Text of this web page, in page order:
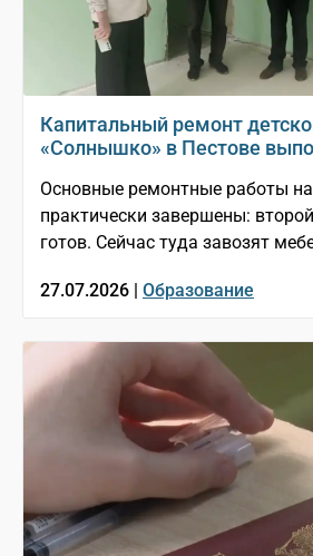
Капитальный ремонт
«Солнышко» в Пестове
Основные ремонтные работы
практически завершены:
готов. Сейчас туда завозят
27.07.2026 | Образование